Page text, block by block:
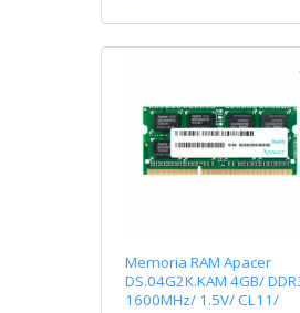
Memoria RAM Apacer
DS.04G2K.KAM 4GB/
1600MHz/ 1.5V/ CL11/